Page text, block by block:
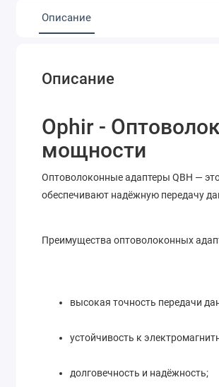
Описание
Описание
Ophir -
мощности
Оптоволоконные адаптеры QBH —
обеспечивают надёжную передачу
Преимущества оптоволоконных
высокая точность передачи
устойчивость к
долговечность и надёжность;